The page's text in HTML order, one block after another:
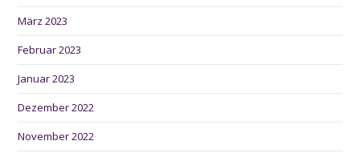
März 2023
Februar 2023
Januar 2023
Dezember 2022
November 2022